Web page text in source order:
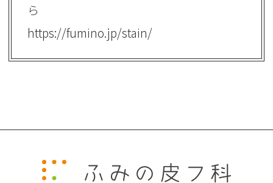
ら
https://fumino.jp/stain/